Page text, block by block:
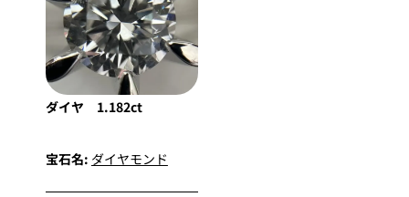
ダイヤ 1.182ct
宝石名: ダイヤモンド